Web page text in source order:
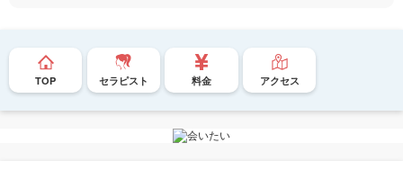
TOP セラピスト 料金 アクセス